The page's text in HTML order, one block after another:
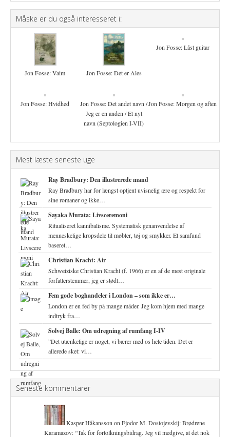
Måske er du også interesseret i:
Jon Fosse: Vaim Jon Fosse: Det er Ales
Jon Fosse: Låst guitar
Jon Fosse: Hvidhed
Jon Fosse: Det andet navn /
Jeg er en anden / Et nyt
navn (Septologien I-VII)
Jon Fosse: Morgen og aften
Mest læste seneste uge
Ray Bradbury: Den illustrerede mand
Ray Bradbury har for længst optjent uvisnelig ære og respekt for
sine romaner og ikke…
Sayaka Murata: Livsceremoni
Ritualiseret kannibalisme. Systematisk genanvendelse af
menneskelige kropsdele til møbler, tøj og smykker. Et samfund
baseret…
Christian Kracht: Air
Schweiziske Christian Kracht (f. 1966) er en af de mest originale
forfatterstemmer, jeg er stødt…
Fem gode boghandeler i London – som ikke er…
London er en fed by på mange måder. Jeg kom hjem med mange
indtryk fra…
Solvej Balle: Om udregning af rumfang I-IV
”Det utænkelige er noget, vi bærer med os hele tiden. Det er
allerede sket: vi…
Seneste kommentarer
Kasper Håkansson on Fjodor M. Dostojevskij: Brødrene
Karamazov: “Tak for fortolkningsbidrag. Jeg vil medgive, at det nok